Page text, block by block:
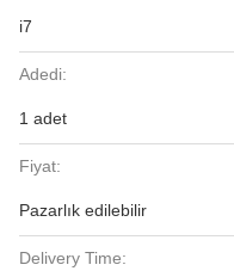
i7
Adedi:
1 adet
Fiyat:
Pazarlık edilebilir
Delivery Time: